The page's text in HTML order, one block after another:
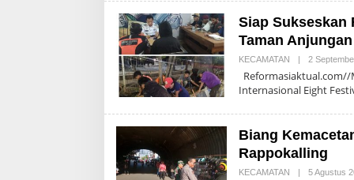
Siap Sukseskan
Taman
KECAMATAN | 2
Reformasiaktual.com//
Internasional Eight
Biang
Rappokalling
KECAMATAN | 5 Agustus